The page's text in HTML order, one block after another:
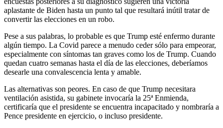
aplastante de Biden hasta un punto tal que resultará inútil tratar de
convertir las elecciones en un robo.
Pese a sus palabras, lo probable es que Trump esté enfermo durante
algún tiempo. La Covid parece a menudo ceder sólo para empeorar,
especialmente con síntomas tan graves como los de Trump. Cuando
quedan cuatro semanas hasta el día de las elecciones, deberíamos
desearle una convalescencia lenta y amable.
Las alternativas son peores. En caso de que Trump necesitara
ventilación asistida, su gabinete invocaría la 25ª Enmienda,
certificaría que el presidente se encuentra incapacitado y nombraría a
Pence presidente en ejercicio, o incluso presidente.